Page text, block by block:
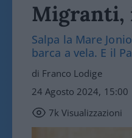
Migranti,
Salpa la Mare
barca a vela. E il
di Franco Lodige
24 Agosto 2024, 15:00
7k Visualizzazioni